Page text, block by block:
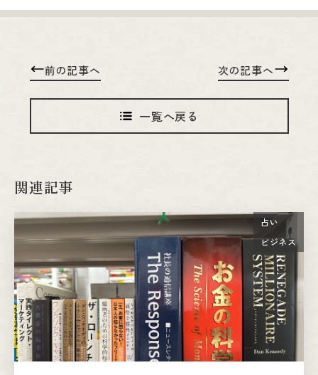
前の記事へ
一覧へ戻る
次の記事へ
関連記事
占い
ビジネス